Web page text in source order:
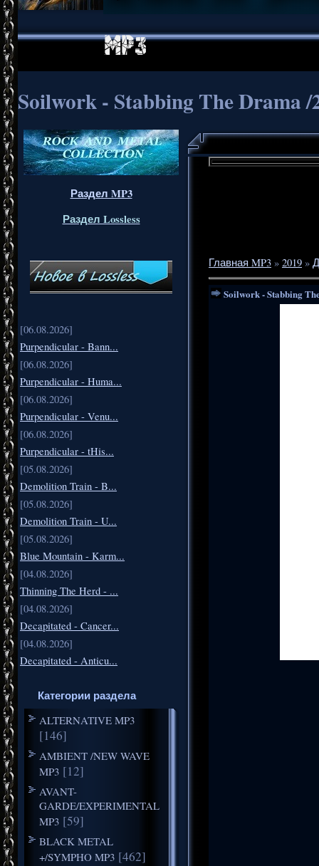
Soilwork - Stabbing The Drama /
Раздел MP3
Раздел Lossless
[06.08.2026]
Purpendicular - Bann...
[06.08.2026]
Purpendicular - Huma...
[06.08.2026]
Purpendicular - Venu...
[06.08.2026]
Purpendicular - tHis...
[05.08.2026]
Demolition Train - B...
[05.08.2026]
Demolition Train - U...
[05.08.2026]
Blue Mountain - Karm...
[04.08.2026]
Thinning The Herd - ...
[04.08.2026]
Decapitated - Cancer...
[04.08.2026]
Decapitated - Anticu...
Категории раздела
ALTERNATIVE MP3
[146]
AMBIENT /NEW WAVE
MP3 [12]
AVANT-
GARDE/EXPERIMENTAL
MP3 [59]
BLACK METAL
+/SYMPHO MP3 [462]
Главная MP3 » 2019 »
Soilwork - Stabbing